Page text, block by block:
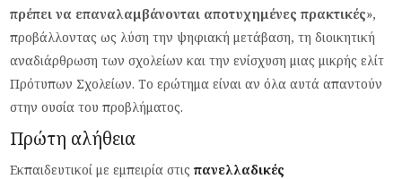
πρέπει να επαναλαμβάνονται αποτυχημένες πρακτικές»,
προβάλλοντας ως λύση την ψηφιακή μετάβαση, τη διοικητική
αναδιάρθρωση των σχολείων και την ενίσχυση μιας μικρής ελίτ
Πρότυπων Σχολείων. Το ερώτημα είναι αν όλα αυτά απαντούν
στην ουσία του προβλήματος.
Πρώτη αλήθεια
Εκπαιδευτικοί με εμπειρία στιςπανελλαδικές